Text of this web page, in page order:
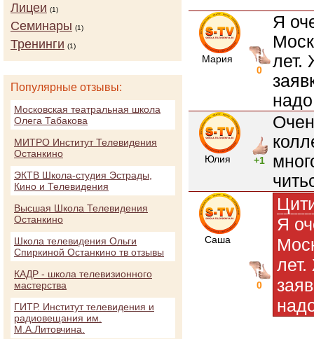
Мария
0
Я
лет.
Юлия +1
Саша
0
Я
Лицеи (1)
Семинары (1)
Тренинги (1)
Популярные отзывы:
Московская театральная школа
Олега Табакова
МИТРО Институт Телевидения
Останкино
ЭКТВ Школа-студия Эстрады,
Кино и Телевидения
Высшая Школа Телевидения
Останкино
Школа телевидения Ольги
Спиркиной Останкино тв отзывы
КАДР - школа телевизионного
мастерства
ГИТР. Институт телевидения и
радиовещания им.
М.А.Литовчина.